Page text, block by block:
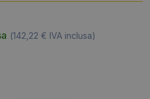
(142,22 € IVA inclusa)